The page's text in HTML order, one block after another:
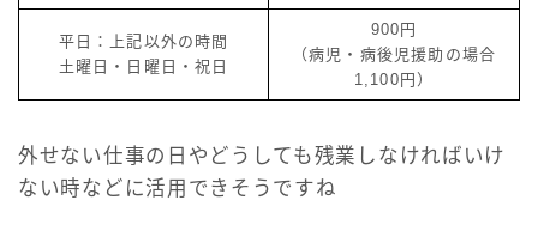
平日：上記以外の時間
土曜日・日曜日・祝日
900円
（病児・病後児援助の場合
1,100円）
外せない仕事の日やどうしても残業しなければいけ
ない時などに活用できそうですね